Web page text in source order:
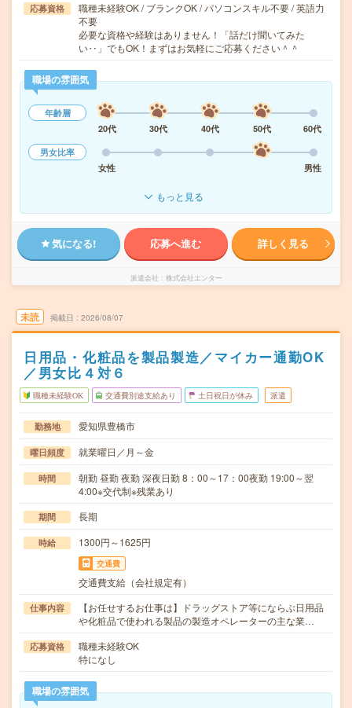
応募資格
職種未経験OK / ブランクOK / パソコンスキル不要 / 英語力
不要
必要な資格や経験はありません！「話だけ聞いてみた
い‥」でもOK！まずはお気軽にご応募ください＾＾
職場の雰囲気
年齢層
20代
30代 40代 50代
60代
男女比率
女性
男性
もっと見る
気になる! 応募へ進む 詳しく見る
派遣会社 株式会社エンター
未読 掲載日 2026/08/07
日用品・化粧品を製品製造／マイカー通勤OK
／男女比４対６
職種未経験OK 交通費別途支給あり 土日祝日が休み 派遣
勤務地 愛知県豊橋市
曜日頻度 就業曜日／月～金
時間
朝勤 昼勤 夜勤 深夜日勤 8：00～17：00夜勤 19:00～翌
4:00※交代制※残業あり
期間 長期
時給 1300円～1625円
交通費
交通費支給（会社規定有）
仕事内容
【お任せするお仕事は】ドラッグストア等にならぶ日用品
や化粧品で使われる製品の製造オペレーターの主な業…
応募資格
職種未経験OK
特になし
職場の雰囲気